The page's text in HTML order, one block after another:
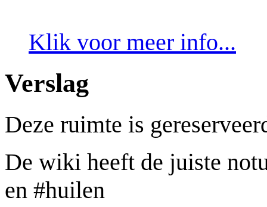
Klik voor meer info...
Verslag
Deze ruimte is
De wiki heeft de juiste
en #huilen